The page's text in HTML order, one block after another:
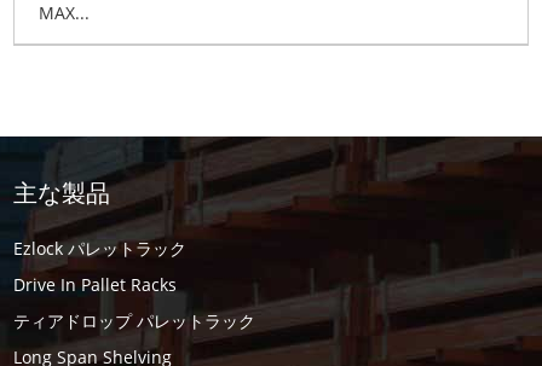
MAX...
主な製品
Ezlock パレットラック
Drive In Pallet Racks
ティアドロップ パレットラック
Long Span Shelving